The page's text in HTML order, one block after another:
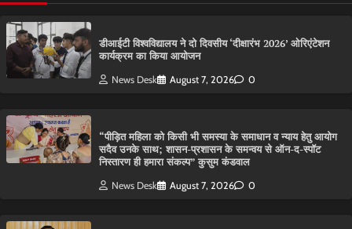
डीआईटी विश्वविद्यालय ने दो दिवसीय ‘दीक्षारंभ 2026’ ओरिएंटेशन
कार्यक्रम का किया आयोजन
News Desk August 7, 2026 0
“पीड़ित महिला को किसी भी समस्या के समाधान व न्याय हेतु आयोग
सदैव उनके साथ; शासन-प्रशासन के समन्वय से ऑन-द-स्पॉट
निस्तारण ही हमारा संकल्प” कुसुम कंडवाल
News Desk August 7, 2026 0